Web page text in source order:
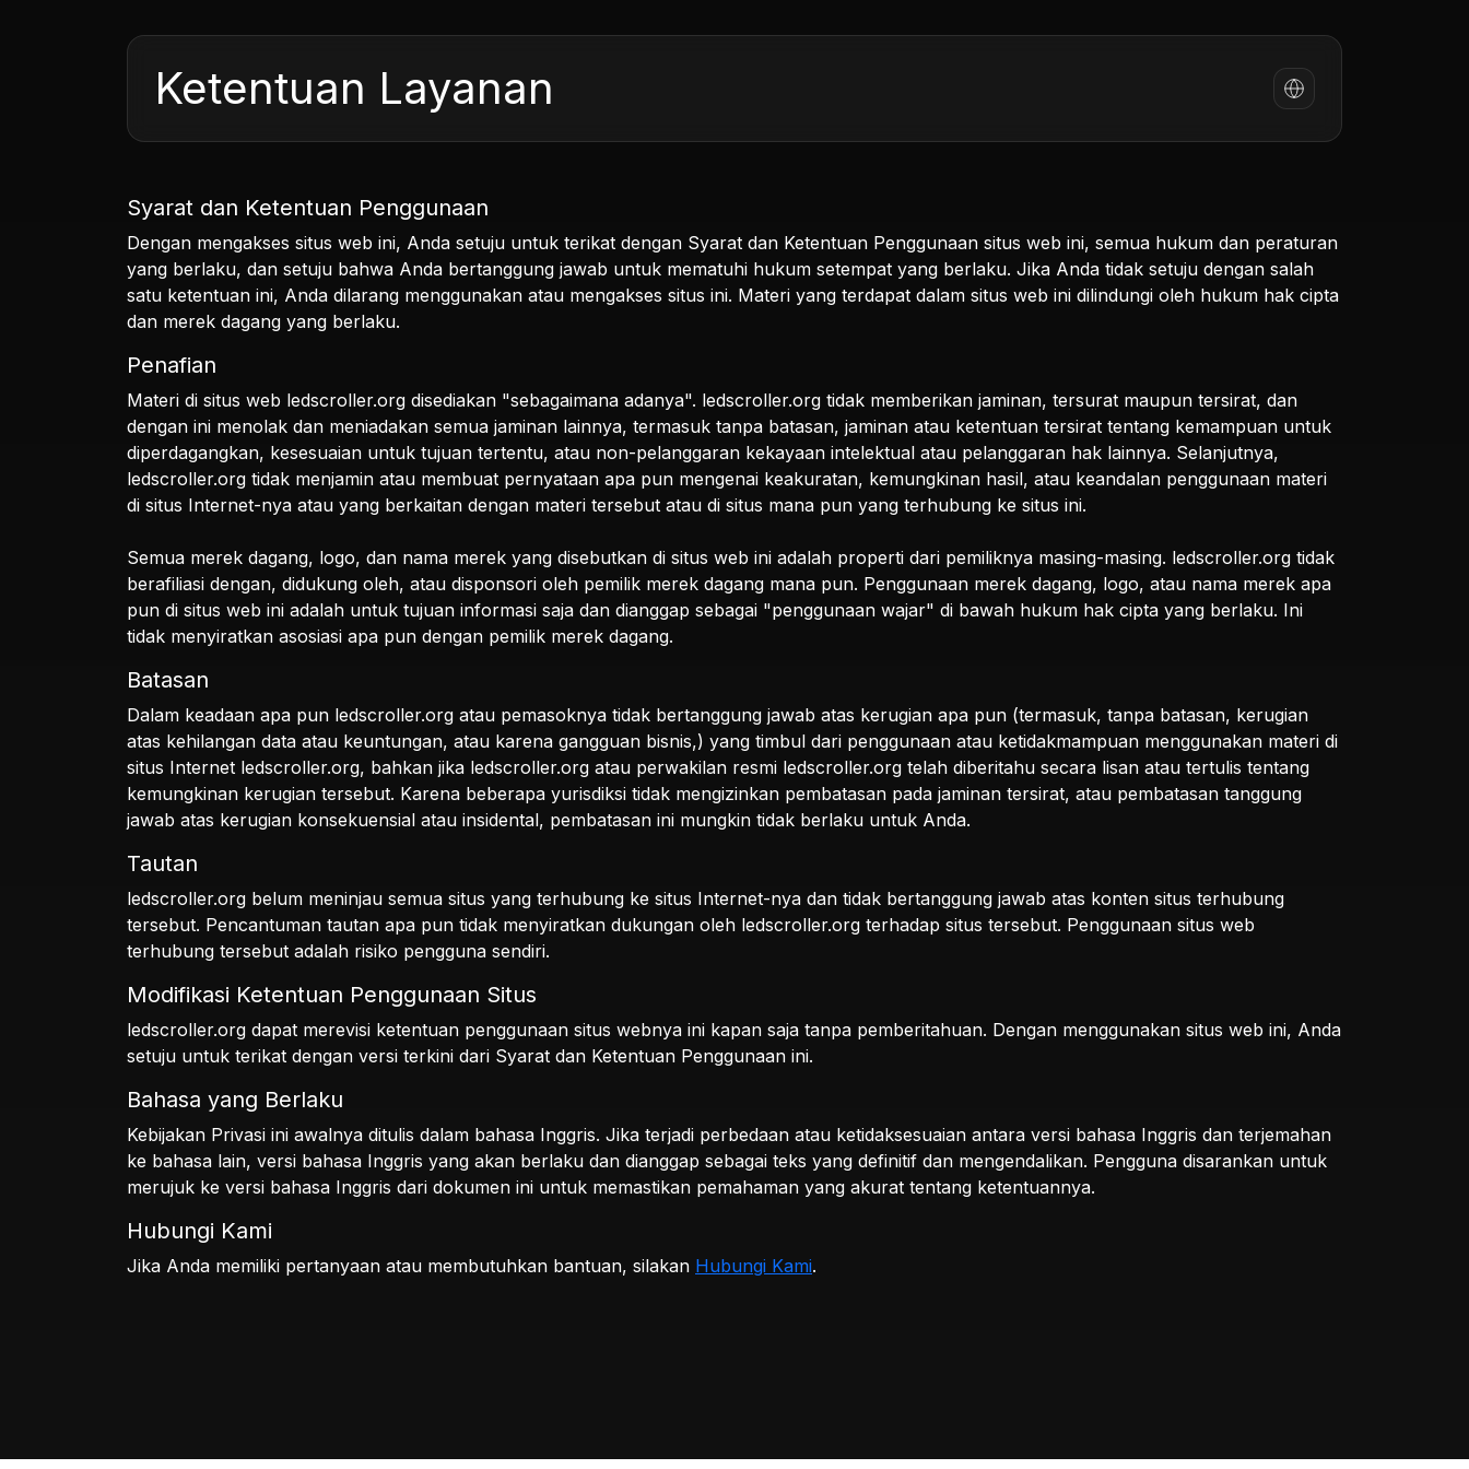
Ketentuan Layanan
Syarat dan Ketentuan Penggunaan
Dengan mengakses situs web ini, Anda setuju untuk terikat dengan Syarat dan Ketentuan Penggunaan situs web ini, semua hukum dan peraturan
yang berlaku, dan setuju bahwa Anda bertanggung jawab untuk mematuhi hukum setempat yang berlaku. Jika Anda tidak setuju dengan salah
satu ketentuan ini, Anda dilarang menggunakan atau mengakses situs ini. Materi yang terdapat dalam situs web ini dilindungi oleh hukum hak cipta
dan merek dagang yang berlaku.
Penafian
Materi di situs web ledscroller.org disediakan "sebagaimana adanya". ledscroller.org tidak memberikan jaminan, tersurat maupun tersirat, dan
dengan ini menolak dan meniadakan semua jaminan lainnya, termasuk tanpa batasan, jaminan atau ketentuan tersirat tentang kemampuan untuk
diperdagangkan, kesesuaian untuk tujuan tertentu, atau non-pelanggaran kekayaan intelektual atau pelanggaran hak lainnya. Selanjutnya,
ledscroller.org tidak menjamin atau membuat pernyataan apa pun mengenai keakuratan, kemungkinan hasil, atau keandalan penggunaan materi
di situs Internet-nya atau yang berkaitan dengan materi tersebut atau di situs mana pun yang terhubung ke situs ini.
Semua merek dagang, logo, dan nama merek yang disebutkan di situs web ini adalah properti dari pemiliknya masing-masing. ledscroller.org tidak
berafiliasi dengan, didukung oleh, atau disponsori oleh pemilik merek dagang mana pun. Penggunaan merek dagang, logo, atau nama merek apa
pun di situs web ini adalah untuk tujuan informasi saja dan dianggap sebagai "penggunaan wajar" di bawah hukum hak cipta yang berlaku. Ini
tidak menyiratkan asosiasi apa pun dengan pemilik merek dagang.
Batasan
Dalam keadaan apa pun ledscroller.org atau pemasoknya tidak bertanggung jawab atas kerugian apa pun (termasuk, tanpa batasan, kerugian
atas kehilangan data atau keuntungan, atau karena gangguan bisnis,) yang timbul dari penggunaan atau ketidakmampuan menggunakan materi di
situs Internet ledscroller.org, bahkan jika ledscroller.org atau perwakilan resmi ledscroller.org telah diberitahu secara lisan atau tertulis tentang
kemungkinan kerugian tersebut. Karena beberapa yurisdiksi tidak mengizinkan pembatasan pada jaminan tersirat, atau pembatasan tanggung
jawab atas kerugian konsekuensial atau insidental, pembatasan ini mungkin tidak berlaku untuk Anda.
Tautan
ledscroller.org belum meninjau semua situs yang terhubung ke situs Internet-nya dan tidak bertanggung jawab atas konten situs terhubung
tersebut. Pencantuman tautan apa pun tidak menyiratkan dukungan oleh ledscroller.org terhadap situs tersebut. Penggunaan situs web
terhubung tersebut adalah risiko pengguna sendiri.
Modifikasi Ketentuan Penggunaan Situs
ledscroller.org dapat merevisi ketentuan penggunaan situs webnya ini kapan saja tanpa pemberitahuan. Dengan menggunakan situs web ini, Anda
setuju untuk terikat dengan versi terkini dari Syarat dan Ketentuan Penggunaan ini.
Bahasa yang Berlaku
Kebijakan Privasi ini awalnya ditulis dalam bahasa Inggris. Jika terjadi perbedaan atau ketidaksesuaian antara versi bahasa Inggris dan terjemahan
ke bahasa lain, versi bahasa Inggris yang akan berlaku dan dianggap sebagai teks yang definitif dan mengendalikan. Pengguna disarankan untuk
merujuk ke versi bahasa Inggris dari dokumen ini untuk memastikan pemahaman yang akurat tentang ketentuannya.
Hubungi Kami
Jika Anda memiliki pertanyaan atau membutuhkan bantuan, silakan Hubungi Kami.